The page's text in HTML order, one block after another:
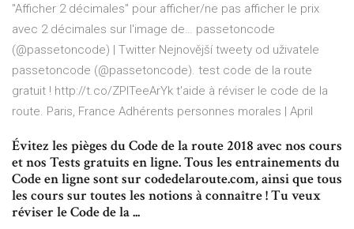
"Afficher 2 décimales" pour afficher/ne pas afficher le prix
avec 2 décimales sur l'image de… passetoncode
(@passetoncode) | Twitter Nejnovější tweety od uživatele
passetoncode (@passetoncode). test code de la route
gratuit ! http://t.co/ZPlTeeArYk t'aide à réviser le code de la
route. Paris, France Adhérents personnes morales | April
Évitez les pièges du Code de la route 2018 avec nos cours
et nos Tests gratuits en ligne. Tous les entrainements du
Code en ligne sont sur codedelaroute.com, ainsi que tous
les cours sur toutes les notions à connaître ! Tu veux
réviser le Code de la ...